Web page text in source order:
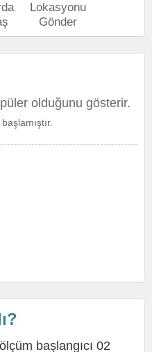
Lokasyonu
Gönder
olduğunu gösterir.
başlangıcı 02